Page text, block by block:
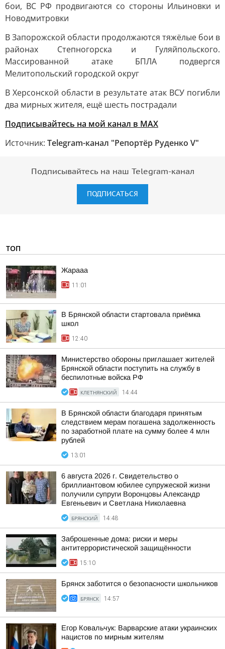
бои, ВС РФ продвигаются со стороны Ильиновки и
Новодмитровки
В Запорожской области продолжаются тяжёлые бои в
районах Степногорска и Гуляйпольского.
Массированной атаке БПЛА подвергся
Мелитопольский городской округ
В Херсонской области в результате атак ВСУ погибли
два мирных жителя, ещё шесть пострадали
Подписывайтесь на мой канал в MAX
Источник: Telegram-канал "Репортёр Руденко V"
Подписывайтесь на наш Telegram-канал
ПОДПИСАТЬСЯ
ТОП
Жарааа
11:01
В Брянской области стартовала приёмка
школ
12:40
Министерство обороны приглашает жителей
Брянской области поступить на службу в
беспилотные войска РФ
КЛЕТНЯНСКИЙ 14:44
В Брянской области благодаря принятым
следствием мерам погашена задолженность
по заработной плате на сумму более 4 млн
рублей
13:01
6 августа 2026 г. Свидетельство о
бриллиантовом юбилее супружеской жизни
получили супруги Воронцовы Александр
Евгеньевич и Светлана Николаевна
БРЯНСКИЙ 14:48
Заброшенные дома: риски и меры
антитеррористической защищённости
15:10
Брянск заботится о безопасности школьников
БРЯНСК 14:57
Егор Ковальчук: Варварские атаки украинских
нацистов по мирным жителям